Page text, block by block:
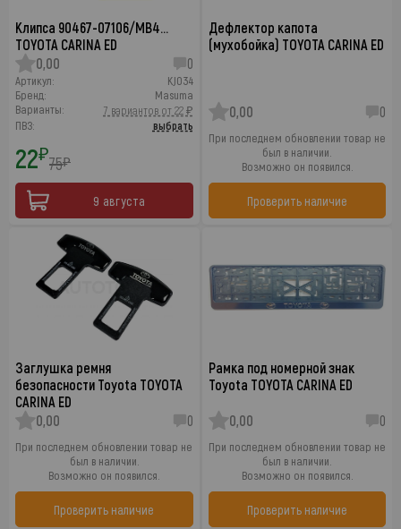
Клипса 90467-07106/MB4…
TOYOTA CARINA ED
0,00
0
Артикул:
KJ034
Бренд:
Masuma
Варианты:
7 вариантов от 22 ₽
ПВЗ:
выбрать
22₽75₽
9 августа
Дефлектор капота
(мухобойка) TOYOTA CARINA ED
0,00 0
При последнем обновлении товар не
был в наличии.
Возможно он появился.
Проверить наличие
Заглушка ремня
безопасности Toyota TOYOTA
CARINA ED
0,00
0
При последнем обновлении товар не
был в наличии.
Возможно он появился.
Проверить наличие
Рамка под номерной знак
Toyota TOYOTA CARINA ED
0,00 0
При последнем обновлении товар не
был в наличии.
Возможно он появился.
Проверить наличие